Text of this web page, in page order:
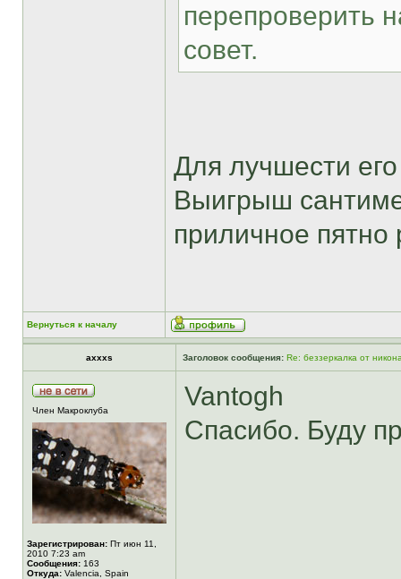
перепроверить
совет.
Для лучшести
Выигрыш
приличное пятно
Вернуться к началу
axxxs Заголовок сообщения: Re: беззеркалка от
Член Макроклуба
Зарегистрирован: Пт июн 11,
2010 7:23 am
Сообщения: 163
Откуда: Valencia, Spain
Vantogh
Спасибо. Буду